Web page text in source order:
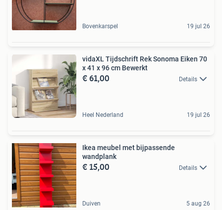
Bovenkarspel 19 jul 26
vidaXL Tijdschrift Rek Sonoma Eiken 70
x 41 x 96 cm Bewerkt
€ 61,00 Details
Heel Nederland 19 jul 26
Ikea meubel met bijpassende
wandplank
€ 15,00 Details
Duiven 5 aug 26